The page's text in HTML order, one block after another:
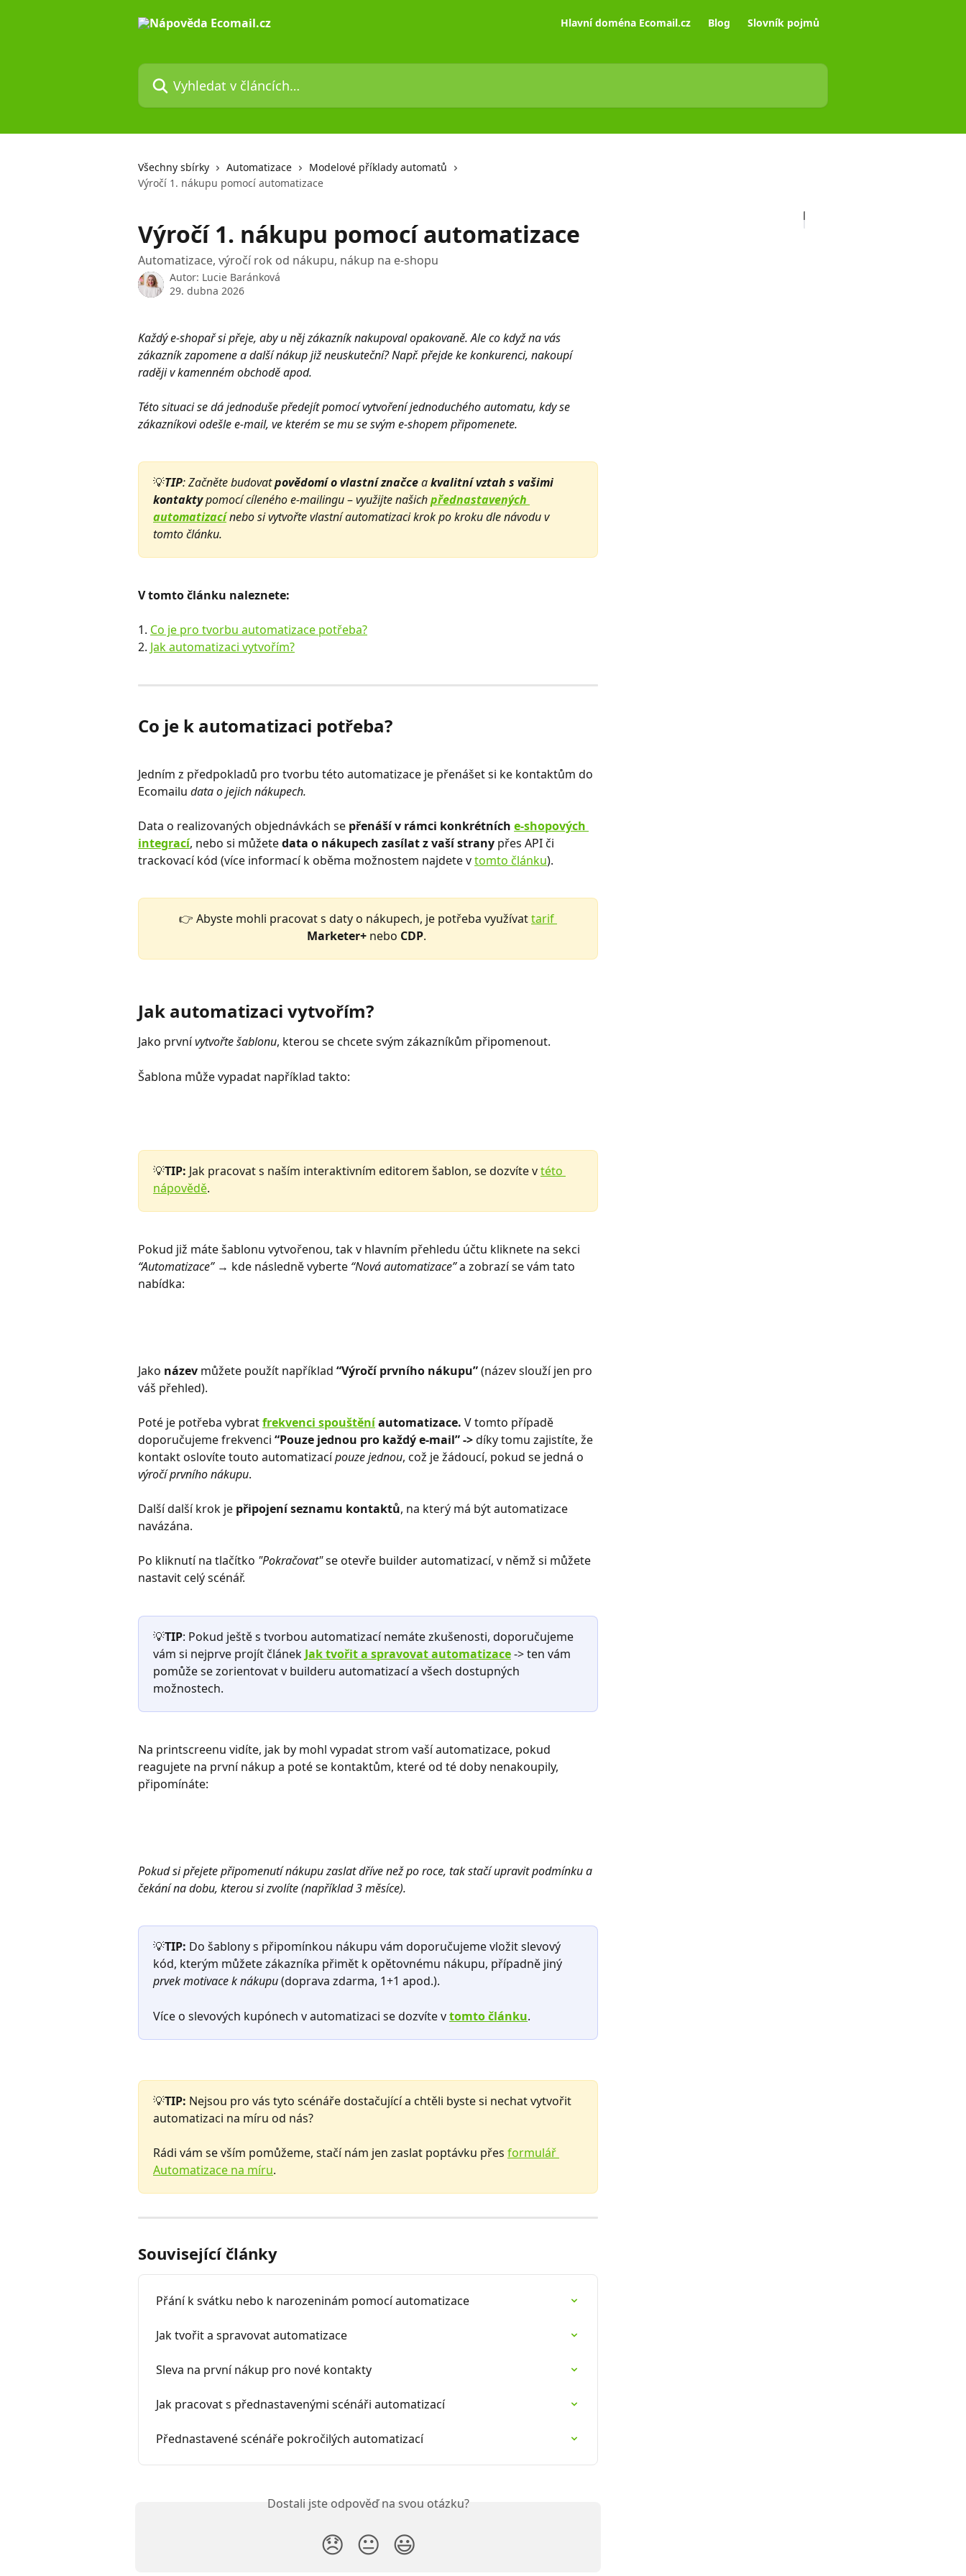
Hlavní doména Ecomail.cz Blog Slovník pojmů
Vyhledat v článcích…
Všechny sbírky Automatizace
Modelové příklady automatů
Výročí 1. nákupu pomocí automatizace
Výročí 1. nákupu pomocí automatizace
Automatizace, výročí rok od nákupu, nákup na e-shopu
Autor: Lucie Baránková
29. dubna 2026
Každý e-shopař si přeje, aby u něj zákazník nakupoval opakovaně. Ale co když na vás
zákazník zapomene a další nákup již neuskuteční?Např. přejde ke konkurenci, nakoupí
raději v kamenném obchodě apod.
Této situaci se dá jednoduše předejít pomocí vytvoření jednoduchého automatu, kdy se
zákazníkovi odešle e-mail, ve kterém se mu se svým e-shopem připomenete.
💡TIP: Začněte budovat povědomí o vlastní značce a kvalitní vztah s vašimi
kontakty pomocí cíleného e-mailingu –⁠⁠⁠⁠⁠⁠ využijte našich přednastavených
automatizací nebo si vytvořte vlastní automatizaci krok po kroku dle návodu v
tomto článku.
V tomto článku naleznete:
1. Co je pro tvorbu automatizace potřeba?
2. Jak automatizaci vytvořím?
Co je k automatizaci potřeba?
Jedním z předpokladů pro tvorbu této automatizace je přenášet si ke kontaktům do
Ecomailu data o jejich nákupech.
Data o realizovaných objednávkách se přenáší v rámci konkrétních e-shopových
integrací, nebo si můžete data o nákupech zasílat z vaší strany přes API či
trackovací kód (více informací k oběma možnostem najdete v tomto článku).
👉 Abyste mohli pracovat s daty o nákupech, je potřeba využívat tarif
Marketer+ nebo CDP.
Jak automatizaci vytvořím?
Jako první vytvořte šablonu, kterou se chcete svým zákazníkům připomenout.
Šablona může vypadat například takto:
💡TIP: Jak pracovat s naším interaktivním editorem šablon, se dozvíte v této
nápovědě.
Pokud již máte šablonu vytvořenou, tak v hlavním přehledu účtu kliknete na sekci
“Automatizace” → kde následně vyberte “Nová automatizace” a zobrazí se vám tato
nabídka:
Jako název můžete použít například “Výročí prvního nákupu” (název slouží jen pro
váš přehled).
Poté je potřeba vybratfrekvenci spouštění automatizace. V tomto případě
doporučujeme frekvenci “Pouze jednou pro každý e-mail” -> díky tomu zajistíte, že
kontakt oslovíte touto automatizací pouze jednou, což je žádoucí, pokud se jedná o
výročí prvního nákupu.
Další další krok je připojení seznamu kontaktů, na který má být automatizace
navázána.
Po kliknutí na tlačítko "Pokračovat" se otevře builder automatizací, v němž si můžete
nastavit celý scénář.
💡TIP: Pokud ještě s tvorbou automatizací nemáte zkušenosti, doporučujeme
vám si nejprve projít článek Jak tvořit a spravovat automatizace -> ten vám
pomůže se zorientovat v builderu automatizací a všech dostupných
možnostech.
Na printscreenu vidíte, jak by mohl vypadat strom vaší automatizace, pokud
reagujete na první nákup a poté se kontaktům, které od té doby nenakoupily,
připomínáte:
Pokud si přejete připomenutí nákupu zaslat dříve než po roce, tak stačí upravit podmínku a
čekání na dobu, kterou si zvolíte (například 3 měsíce).
💡TIP: Do šablony s připomínkou nákupu vám doporučujeme vložit slevový
kód, kterým můžete zákazníka přimět k opětovnému nákupu, případně jiný
prvek motivace k nákupu (doprava zdarma, 1+1 apod.).
Více o slevových kupónech v automatizaci se dozvíte vtomto článku.
💡TIP: ​ Nejsou pro vás tyto scénáře dostačující a chtěli byste si nechat vytvořit
automatizaci na míru od nás?
Rádi vám se vším pomůžeme, stačí nám jen zaslat poptávku přes formulář
Automatizace na míru.
Související články
Přání k svátku nebo k narozeninám pomocí automatizace
Jak tvořit a spravovat automatizace
Sleva na první nákup pro nové kontakty
Jak pracovat s přednastavenými scénáři automatizací
Přednastavené scénáře pokročilých automatizací
Dostali jste odpověď na svou otázku?
😞 😐 😃